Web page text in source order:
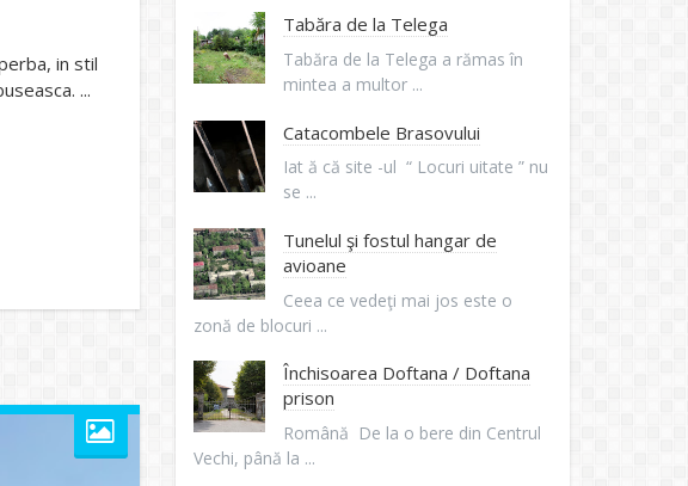
in stil
...
Tabăra de la Telega
Tabăra de la Telega a rămas în
mintea a multor ...
Catacombele Brasovului
Iat ă că site -ul “ Locuri uitate ” nu
se ...
Tunelul şi fostul hangar de
avioane
Ceea ce vedeţi mai jos este o
zonă de blocuri ...
Închisoarea Doftana / Doftana
prison
Română De la o bere din Centrul
Vechi, până la ...